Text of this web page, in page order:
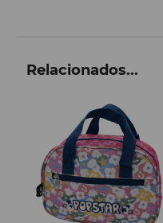
Relacionados...